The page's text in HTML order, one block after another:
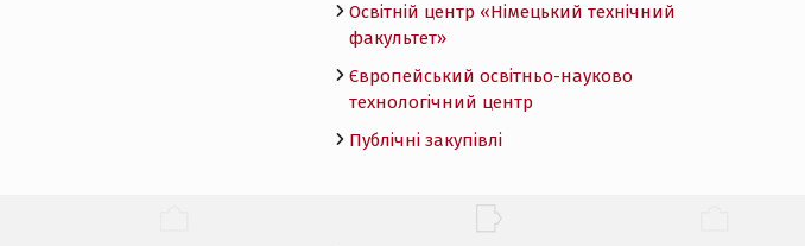
Освітній центр «Німецький технічний
факультет»
Європейський освітньо-науково
технологічний центр
Публічні закупівлі